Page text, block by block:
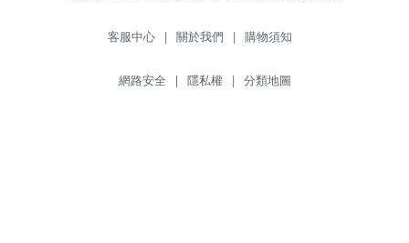
客服中心 | 關於我們 | 購物須知
網路安全 | 隱私權 | 分類地圖